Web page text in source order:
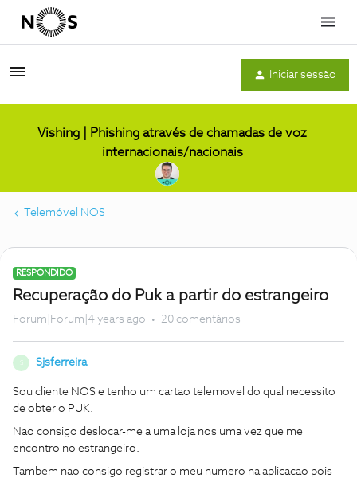
Menu
Iniciar sessão
Vishing | Phishing através de chamadas de voz
internacionais/nacionais
Telemóvel NOS
RESPONDIDO
Recuperação do Puk a partir do estrangeiro
Forum|Forum|4 years ago 20 comentários
Sjsferreira
Sou cliente NOS e tenho um cartao telemovel do qual necessito
de obter o PUK.
Nao consigo deslocar-me a uma loja nos uma vez que me
encontro no estrangeiro.
Tambem nao consigo registrar o meu numero na aplicacao pois